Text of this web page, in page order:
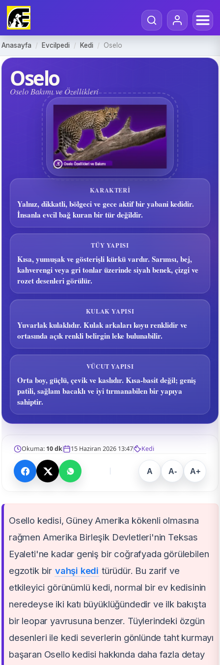
Anasayfa / Evcilpedi / Kedi / Oselo
Oselo
Oselo Bakımı ve Özellikleri
KARAKTERI
Yalnız, dikkatli, bölgeci ve gece aktif bir yabani kedidir.
İnsanla evcil bağ kuran bir tür değildir.
TÜY YAPISI
Kısa, yumuşak ve gösterişli kürkü vardır. Sarımsı, bej,
kahverengi veya gri tonlar üzerinde siyah benek, çizgi ve
rozet desenleri görülür.
KULAK YAPISI
Yuvarlak kulaklıdır. Kulak arkaları koyu renklidir ve
ortasında açık renkli belirgin leke bulunabilir.
VÜCUT YAPISI
Orta boy, güçlü, çevik ve kaslıdır. Kısa-basit değil; geniş
patili, sağlam bacaklı ve iyi tırmanabilen bir yapıya
sahiptir.
Okuma: 10 dk 15 Haziran 2026 13:47 Kedi
A A- A+
Osello kedisi, Güney Amerika kökenli olmasına
rağmen Amerika Birleşik Devletleri'nin Teksas
Eyaleti'ne kadar geniş bir coğrafyada görülebilen
egzotik bir vahşi kedi türüdür. Bu zarif ve
etkileyici görünümlü kedi, normal bir ev kedisinin
neredeyse iki katı büyüklüğündedir ve ilk bakışta
bir leopar yavrusuna benzer. Tüylerindeki özgün
desenleri ile kedi severlerin gönlünde taht kurmayı
başaran Osello kedisi hakkında daha fazla detay